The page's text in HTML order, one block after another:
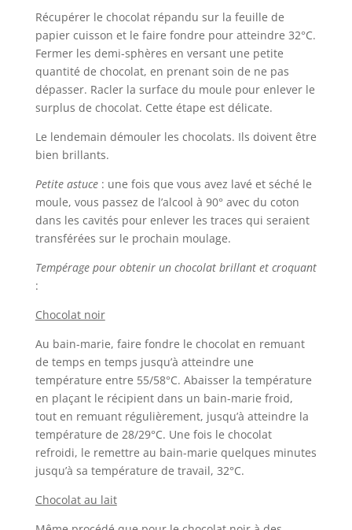
Récupérer le chocolat répandu sur la feuille de
papier cuisson et le faire fondre pour atteindre 32°C.
Fermer les demi-sphères en versant une petite
quantité de chocolat, en prenant soin de ne pas
dépasser. Racler la surface du moule pour enlever le
surplus de chocolat. Cette étape est délicate.
Le lendemain démouler les chocolats. Ils doivent être
bien brillants.
Petite astuce: une fois que vous avez lavé et séché le
moule, vous passez de l’alcool à 90° avec du coton
dans les cavités pour enlever les traces qui seraient
transférées sur le prochain moulage.
Tempérage pour obtenir un chocolat brillant et croquant
:
Chocolat noir
Au bain-marie, faire fondre le chocolat en remuant
de temps en temps jusqu’à atteindre une
température entre 55/58°C. Abaisser la température
en plaçant le récipient dans un bain-marie froid,
tout en remuant régulièrement, jusqu’à atteindre la
température de 28/29°C. Une fois le chocolat
refroidi, le remettre au bain-marie quelques minutes
jusqu’à sa température de travail, 32°C.
Chocolat au lait